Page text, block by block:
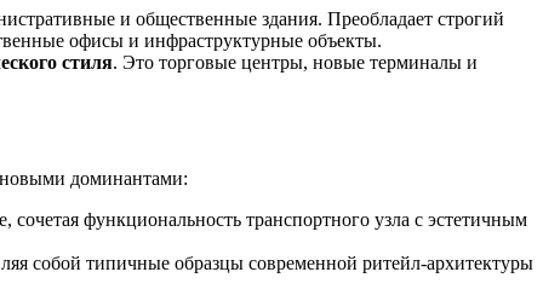
и общественные здания. Преобладает строгий
офисы и инфраструктурные объекты.
стиля. Это торговые центры, новые терминалы и
доминантами:
функциональность транспортного узла с эстетичным
собой типичные образцы современной ритейл-архитектуры